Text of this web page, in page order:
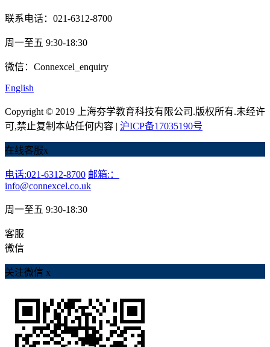
联系电话：021-6312-8700
周一至五 9:30-18:30
微信：Connexcel_enquiry
English
Copyright © 2019 上海夯学教育科技有限公司.版权所有.未经许
可,禁止复制本站任何内容 | 沪ICP备17035190号
在线客服x
电话:021-6312-8700 邮箱:：
info@connexcel.co.uk
周一至五 9:30-18:30
客服
微信
关注微信 x